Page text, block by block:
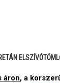
áron, a